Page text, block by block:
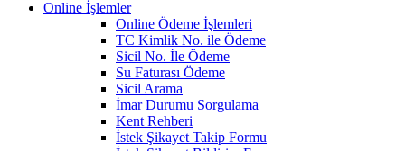
Online İşlemler
Online Ödeme İşlemleri
TC Kimlik No. ile Ödeme
Sicil No. İle Ödeme
Su Faturası Ödeme
Sicil Arama
İmar Durumu Sorgulama
Kent Rehberi
İstek Şikayet Takip Formu